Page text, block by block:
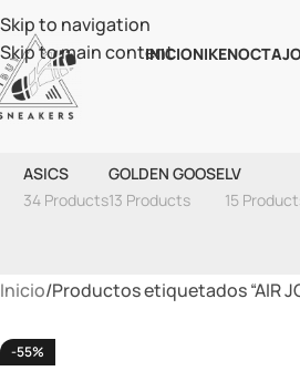
Skip to navigation
Skip to main content
INICIONIKENOCTA
ASICS
34 Products
GOLDEN GOOSE
13 Products
LV
15
Inicio Productos etiquetados “AIR
-55%